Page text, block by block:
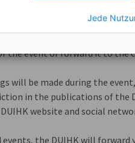
that
data (name, name of the
the event or forward it to the
will be made during the
in the publications of the
website and social
events, the DUIHK will forward
Jede